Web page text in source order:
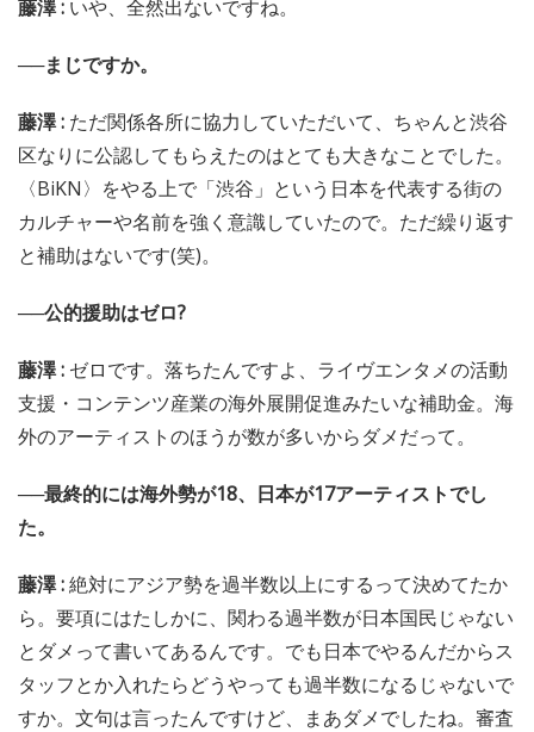
藤澤 : いや、全然出ないですね。
──まじですか。
藤澤 : ただ関係各所に協力していただいて、ちゃんと渋谷
区なりに公認してもらえたのはとても大きなことでした。
〈BiKN〉をやる上で「渋谷」という日本を代表する街の
カルチャーや名前を強く意識していたので。ただ繰り返す
と補助はないです(笑)。
──公的援助はゼロ?
藤澤 : ゼロです。落ちたんですよ、ライヴエンタメの活動
支援・コンテンツ産業の海外展開促進みたいな補助金。海
外のアーティストのほうが数が多いからダメだって。
──最終的には海外勢が18、日本が17アーティストでし
た。
藤澤 :絶対にアジア勢を過半数以上にするって決めてたか
ら。要項にはたしかに、関わる過半数が日本国民じゃない
とダメって書いてあるんです。でも日本でやるんだからス
タッフとか入れたらどうやっても過半数になるじゃないで
すか。文句は言ったんですけど、まあダメでしたね。審査